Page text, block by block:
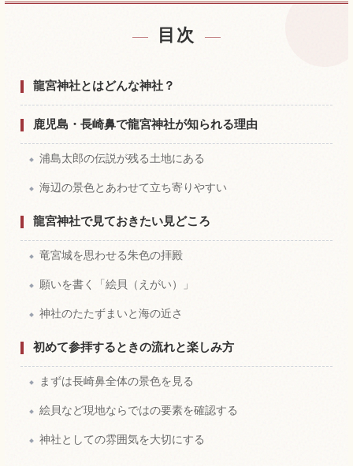
龍宮神社、鹿児島付近の宿を探す
龍宮神社、鹿児島の体験を探す
目次
龍宮神社とはどんな神社？
鹿児島・長崎鼻で龍宮神社が知られる理由
浦島太郎の伝説が残る土地にある
海辺の景色とあわせて立ち寄りやすい
龍宮神社で見ておきたい見どころ
竜宮城を思わせる朱色の拝殿
願いを書く「絵貝（えがい）」
神社のたたずまいと海の近さ
初めて参拝するときの流れと楽しみ方
まずは長崎鼻全体の景色を見る
絵貝など現地ならではの要素を確認する
神社としての雰囲気を大切にする